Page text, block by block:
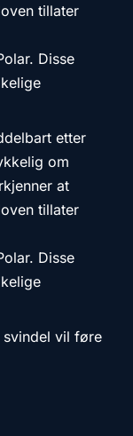
tillater
Disse
etter
om
at
tillater
Disse
svindel vil føre